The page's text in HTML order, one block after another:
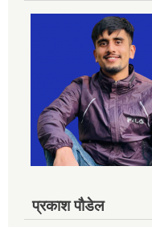
प्रकाश पौडेल